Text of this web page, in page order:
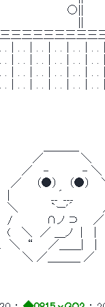
○|| 　 　 　[三三三
|| 　 　 　 ':;::｣
三三三三三三三三三
. .│. .│. .│. .│. .│. .│.
. .│. .│. .│. .│. .│. .│.
. .│. .│. .│. .│. .│.
／　　　　　＼　　
／　 - 　　　　- ＼
／ 　 （●） 　（●）
|　　　　　 __´___　　
＼ 　　 　 `ー'´ 　　　
/　　　　 ∩ノ ⊃ 　 ／
(　 ＼　／ ＿ノ　|　 |
.　＼　“　　／＿＿|　 |
＼ ／＿＿＿ ／